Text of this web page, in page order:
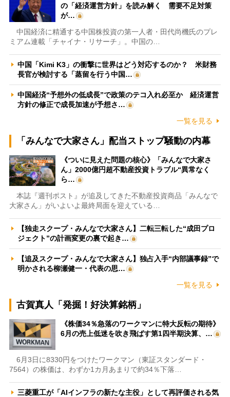
の「経済運営方針」を読み解く 需要不足対策
が…
中国経済に精通する中国株投資の第一人者・田代尚機氏のプレ
ミアム連載「チャイナ・リサーチ」。中国の…
中国「Kimi K3」の衝撃に世界はどう対応するのか？ 米財務
長官が検討する「蒸留を行う中国…
中国経済“予想外の低成長”で政策のテコ入れ必至か 経済運営
方針の修正で成長加速が予想さ…
一覧を見る
「みんなで大家さん」配当ストップ騒動の内幕
《ついに見えた問題の核心》「みんなで大家さ
ん」2000億円超不動産投資トラブル“異常なく
ら…
本誌『週刊ポスト』が追及してきた不動産投資商品「みんなで
大家さん」がいよいよ最終局面を迎えている…
【独走スクープ・みんなで大家さん】二転三転した“成田プロ
ジェクト”の計画変更の裏で起き…
【追及スクープ・みんなで大家さん】独占入手“内部議事録”で
明かされる柳瀬健一・代表の思…
一覧を見る
古賀真人「発掘！好決算銘柄」
《株価34％急落のワークマンに特大反転の期待》
6月の売上低迷を吹き飛ばす第1四半期決算、…
6月3日に8330円をつけたワークマン（東証スタンダード・
7564）の株価は、わずか1カ月あまりで約34％下落…
三菱重工が「AIインフラの新たな主役」として再評価される気